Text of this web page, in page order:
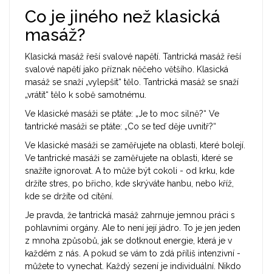
Co je jiného než klasická
masáž?
Klasická masáž řeší svalové napětí. Tantrická masáž řeší
svalové napětí jako příznak něčeho většího. Klasická
masáž se snaží „vylepšit“ tělo. Tantrická masáž se snaží
„vrátit“ tělo k sobě samotnému.
Ve klasické masáži se ptáte: „Je to moc silně?“ Ve
tantrické masáži se ptáte: „Co se teď děje uvnitř?“
Ve klasické masáži se zaměřujete na oblasti, které bolejí.
Ve tantrické masáži se zaměřujete na oblasti, které se
snažíte ignorovat. A to může být cokoli - od krku, kde
držíte stres, po břicho, kde skrýváte hanbu, nebo kříž,
kde se držíte od cítění.
Je pravda, že tantrická masáž zahrnuje jemnou práci s
pohlavními orgány. Ale to není její jádro. To je jen jeden
z mnoha způsobů, jak se dotknout energie, která je v
každém z nás. A pokud se vám to zdá příliš intenzivní -
můžete to vynechat. Každý sezení je individuální. Nikdo